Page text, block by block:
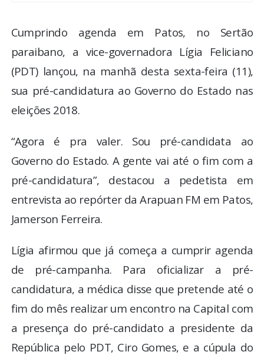
ENTRETENIMENTO
ENQUETE
TV LPB
COLUNISTAS
Cumprindo agenda em Patos, no Sertão
paraibano, a vice-governadora Lígia Feliciano
(PDT) lançou, na manhã desta sexta-feira (11),
sua pré-candidatura ao Governo do Estado nas
eleições 2018.
“Agora é pra valer. Sou pré-candidata ao
Governo do Estado. A gente vai até o fim com a
pré-candidatura”, destacou a pedetista em
entrevista ao repórter da Arapuan FM em Patos,
Jamerson Ferreira.
Lígia afirmou que já começa a cumprir agenda
de pré-campanha. Para oficializar a pré-
candidatura, a médica disse que pretende até o
fim do mês realizar um encontro na Capital com
a presença do pré-candidato a presidente da
República pelo PDT, Ciro Gomes, e a cúpula do